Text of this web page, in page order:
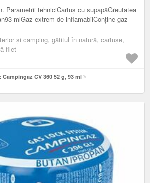
Parametrii tehniciCartuș cu supapăGreutatea
mlGaz extrem de inflamabilConține gaz
și camping, gătitul în natură, cartușe,
filet
CV 360 52 g, 93 ml